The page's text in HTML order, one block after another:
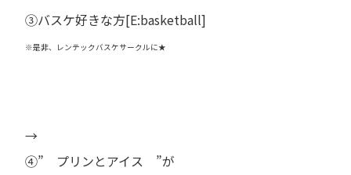
③バスケ好きな方[E:basketball]
※是非、レンテックバスケサークルに★
→
④” プリンとアイス ”が